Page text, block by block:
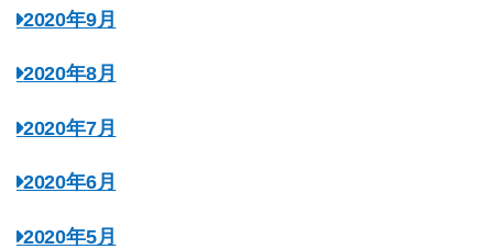
2020年9月
2020年8月
2020年7月
2020年6月
2020年5月